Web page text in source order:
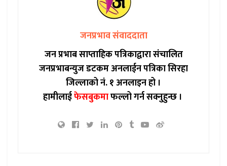
जनप्रभाव संवाददाता
जन प्रभाब साप्ताहिक पत्रिकाद्वारा संचालित
जनप्रभाबन्युज डटकम अनलाईन पत्रिका सिरहा
जिल्लाको नं. १ अनलाइन हो ।
हामीलाईफेसबुकमाफल्लो गर्न सक्नुहुन्छ ।